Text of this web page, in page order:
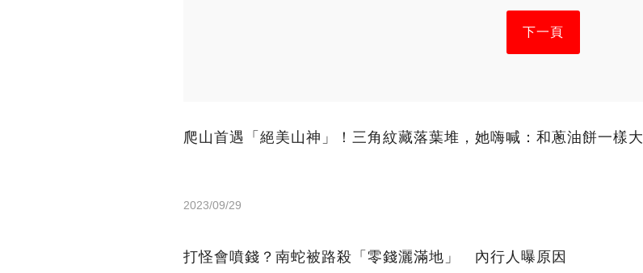
下一頁
爬山首遇「絕美山神」！三角紋藏落葉堆，她嗨喊：和蔥油餅一樣大
2023/09/29
打怪會噴錢？南蛇被路殺「零錢灑滿地」 內行人曝原因